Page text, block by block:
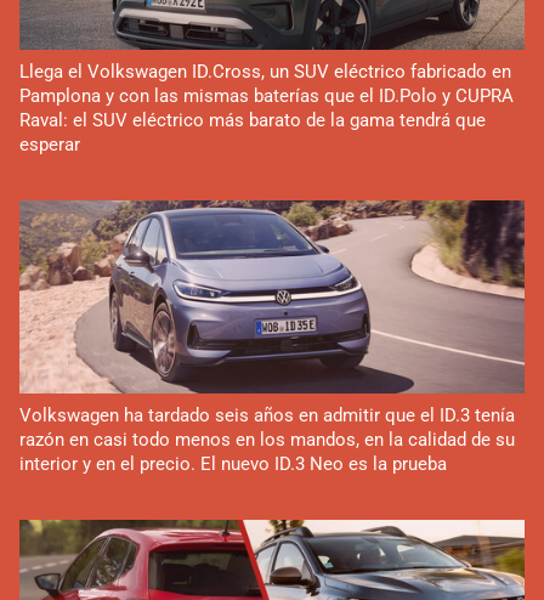
Llega el Volkswagen ID.Cross, un SUV eléctrico fabricado en
Pamplona y con las mismas baterías que el ID.Polo y CUPRA
Raval: el SUV eléctrico más barato de la gama tendrá que
esperar
Volkswagen ha tardado seis años en admitir que el ID.3 tenía
razón en casi todo menos en los mandos, en la calidad de su
interior y en el precio. El nuevo ID.3 Neo es la prueba